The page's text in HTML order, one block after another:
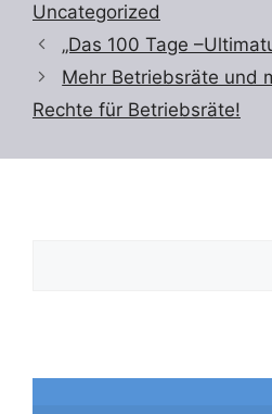
Uncategorized
„Das 100 Tage
Mehr Betriebsräte und
Rechte für Betriebsräte!